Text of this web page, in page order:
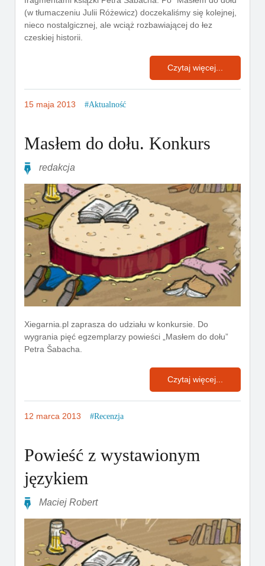
(w tłumaczeniu Julii Różewicz) doczekaliśmy się kolejnej,
nieco nostalgicznej, ale wciąż rozbawiającej do łez
czeskiej historii.
Czytaj więcej...
15 maja 2013 Aktualność
Masłem do dołu. Konkurs
redakcja
Xiegarnia.pl zaprasza do udziału w konkursie. Do
wygrania pięć egzemplarzy powieści „Masłem do dołu”
Petra Šabacha.
Czytaj więcej...
12 marca 2013 Recenzja
Powieść z wystawionym
językiem
Maciej Robert